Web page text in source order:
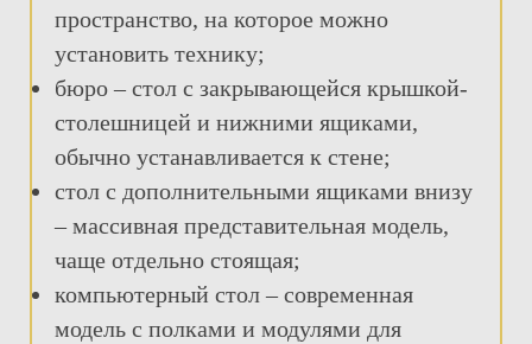
пространство, на которое можно
установить технику;
бюро – стол с закрывающейся крышкой-
столешницей и нижними ящиками,
обычно устанавливается к стене;
стол с дополнительными ящиками внизу
– массивная представительная модель,
чаще отдельно стоящая;
компьютерный стол – современная
модель с полками и модулями для